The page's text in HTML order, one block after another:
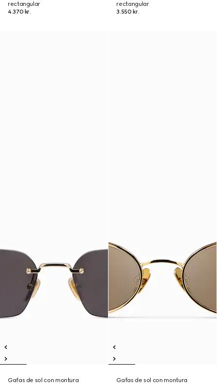
rectangular
4.370 kr.
rectangular
3.550 kr.
Gafas de sol con montura
Gafas de sol con montura